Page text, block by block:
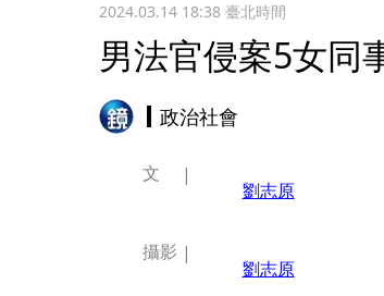
2024.03.14 18:38臺北時間
男法官侵案5女
政治社會
文
劉志原
攝影
劉志原